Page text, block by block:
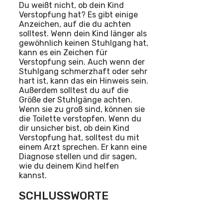
Du weißt nicht, ob dein Kind
Verstopfung hat? Es gibt einige
Anzeichen, auf die du achten
solltest. Wenn dein Kind länger als
gewöhnlich keinen Stuhlgang hat,
kann es ein Zeichen für
Verstopfung sein. Auch wenn der
Stuhlgang schmerzhaft oder sehr
hart ist, kann das ein Hinweis sein.
Außerdem solltest du auf die
Größe der Stuhlgänge achten.
Wenn sie zu groß sind, können sie
die Toilette verstopfen. Wenn du
dir unsicher bist, ob dein Kind
Verstopfung hat, solltest du mit
einem Arzt sprechen. Er kann eine
Diagnose stellen und dir sagen,
wie du deinem Kind helfen
kannst.
SCHLUSSWORTE